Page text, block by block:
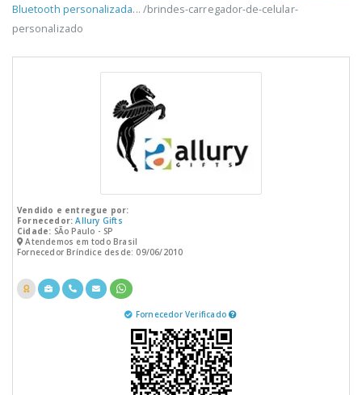
Bluetooth personalizada... /brindes-carregador-de-celular-
personalizado
Vendido e entregue por:
Fornecedor: Allury Gifts
Cidade: SÃo Paulo - SP
Atendemos em todo Brasil
Fornecedor Bríndice desde: 09/06/2010
Fornecedor Verificado